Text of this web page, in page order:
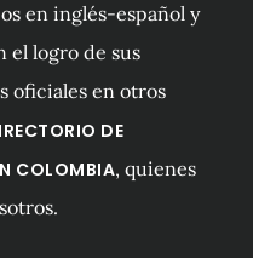
en inglés-español y
el logro de sus
oficiales en otros
DE
COLOMBIA, quienes